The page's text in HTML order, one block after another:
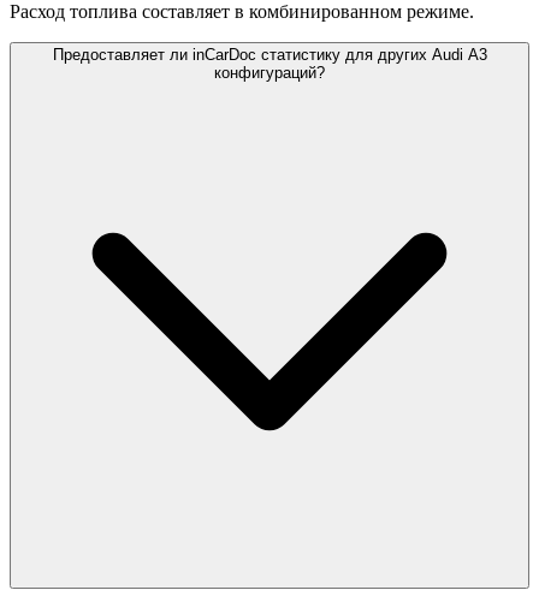
Расход топлива составляет в комбинированном режиме.
Предоставляет ли inCarDoc статистику для других Audi A3
конфигураций?